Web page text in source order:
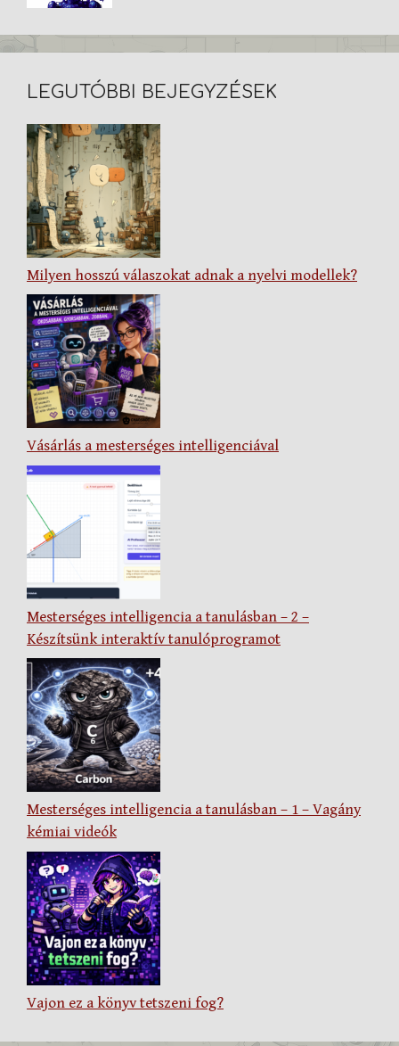
LEGUTÓBBI BEJEGYZÉSEK
Milyen hosszú válaszokat adnak a nyelvi modellek?
Vásárlás a mesterséges intelligenciával
Mesterséges intelligencia a tanulásban – 2 –
Készítsünk interaktív tanulóprogramot
Mesterséges intelligencia a tanulásban – 1 – Vagány
kémiai videók
Vajon ez a könyv tetszeni fog?